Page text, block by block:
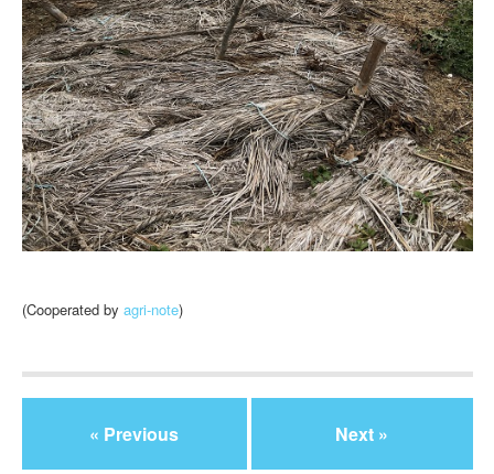
(Cooperated by agri-note)
« Previous Next »